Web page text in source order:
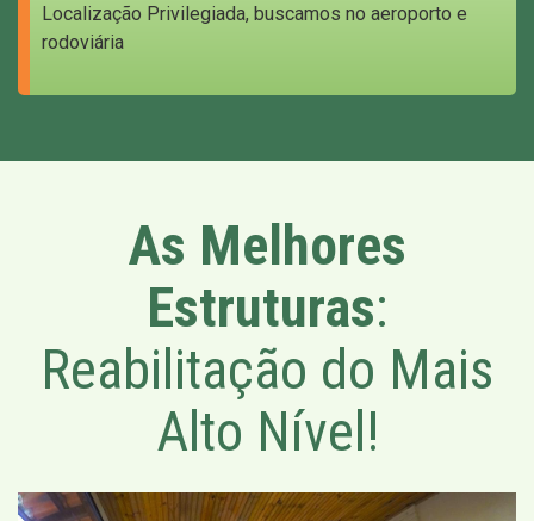
Localização Privilegiada, buscamos no aeroporto e
rodoviária
As Melhores
Estruturas:
Reabilitação do Mais
Alto Nível!